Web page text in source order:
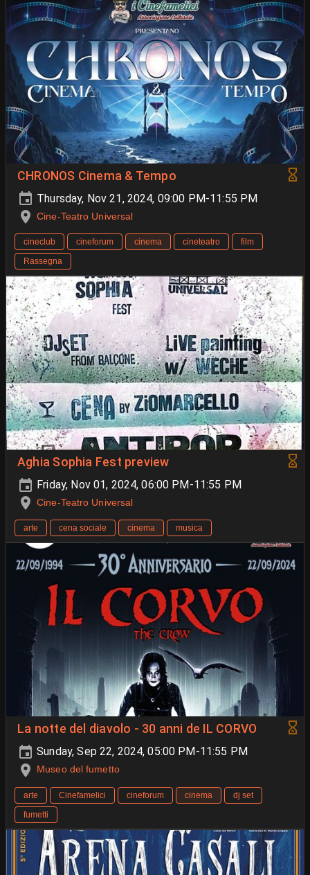
CHRONOS Cinema & Tempo
Thursday, Nov 21, 2024, 09:00 PM-11:55 PM
Cine-Teatro Universal
cineclub cineforum cinema cineteatro
film
Rassegna
Aghia Sophia Fest preview
Friday, Nov 01, 2024, 06:00 PM-11:55 PM
Cine-Teatro Universal
arte cena sociale cinema musica
La notte del diavolo - 30 anni de IL CORVO
Sunday, Sep 22, 2024, 05:00 PM-11:55 PM
Museo del fumetto
arte Cinefamelici cineforum cinema
dj set
fumetti